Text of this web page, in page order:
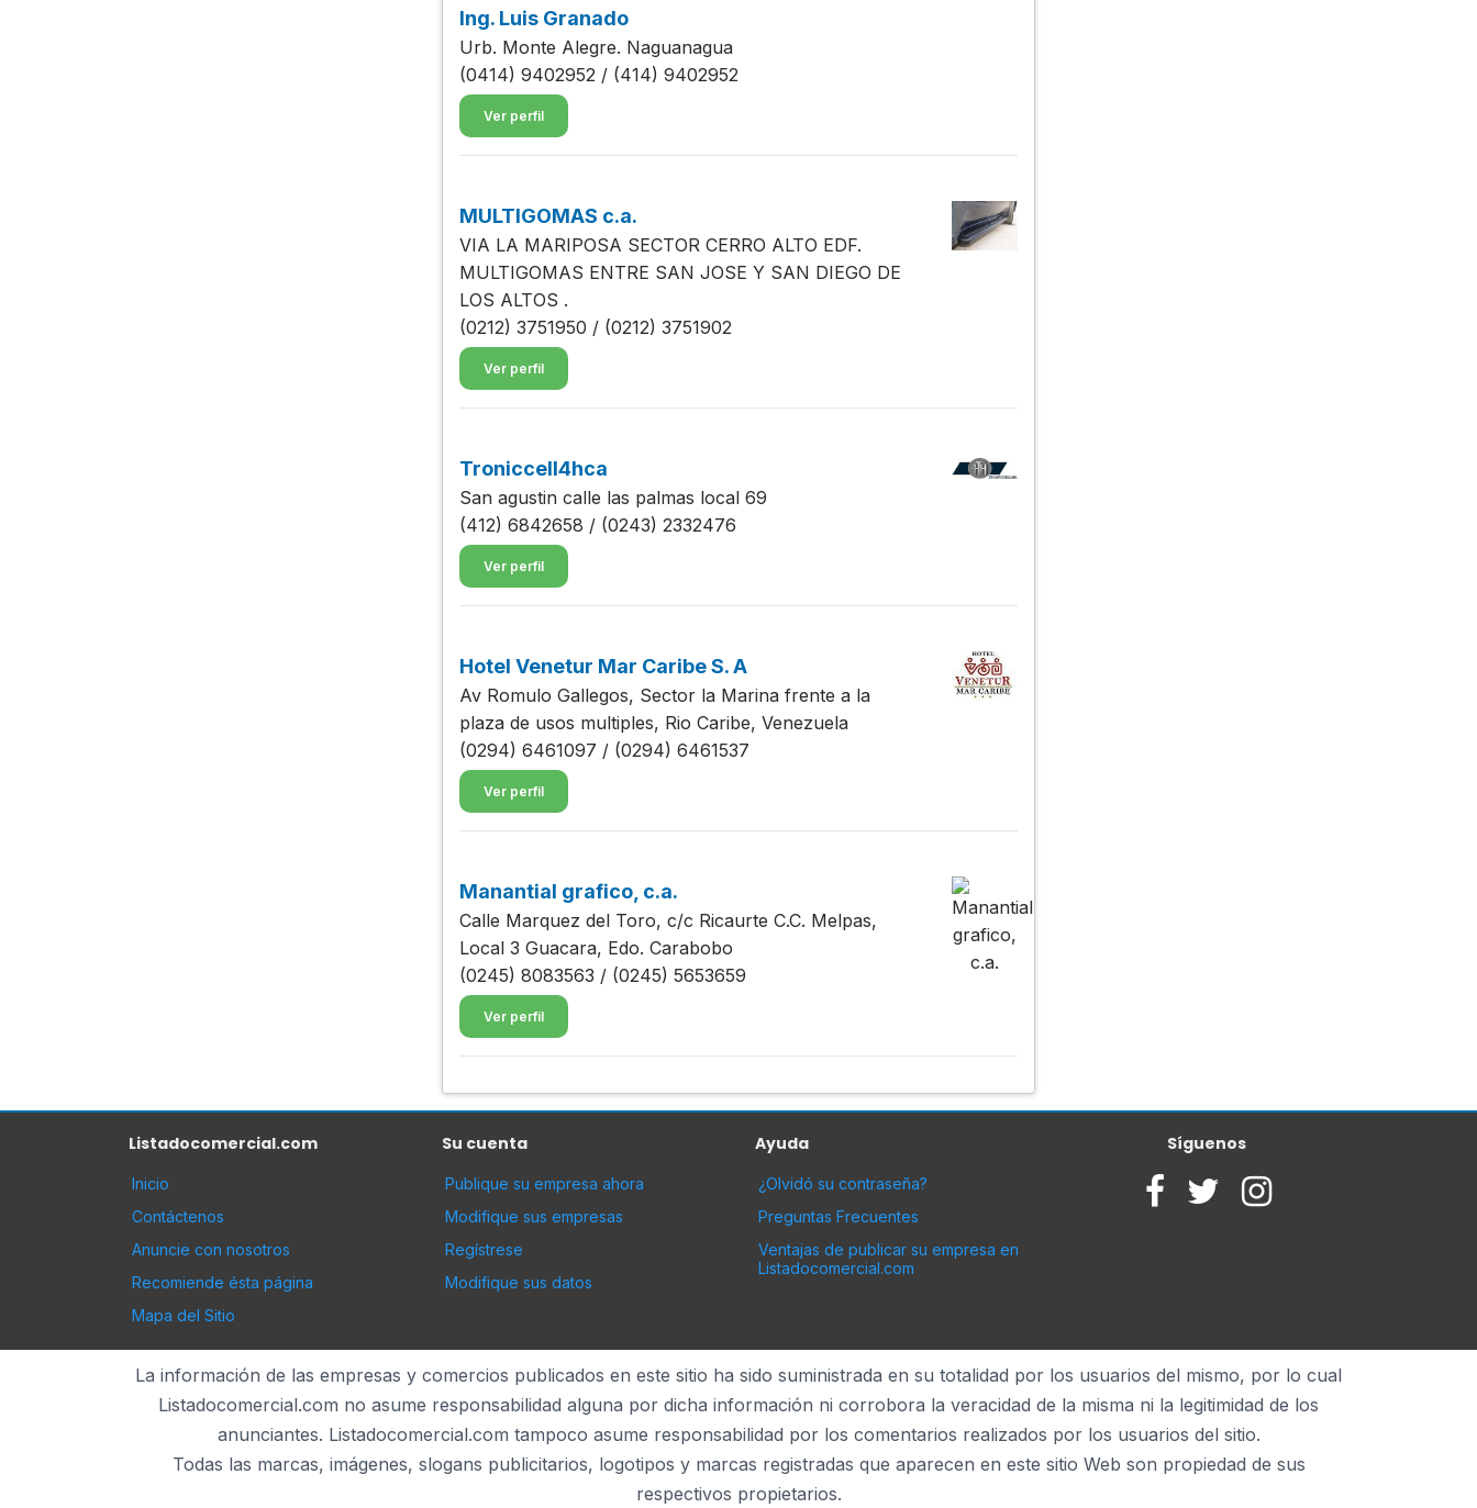
Ing. Luis Granado
Urb. Monte Alegre. Naguanagua
(0414) 9402952 / (414) 9402952
Ver perfil
MULTIGOMAS c.a.
VIA LA MARIPOSA SECTOR CERRO ALTO EDF.
MULTIGOMAS ENTRE SAN JOSE Y SAN DIEGO DE
LOS ALTOS .
(0212) 3751950 / (0212) 3751902
Ver perfil
Troniccell4hca
San agustin calle las palmas local 69
(412) 6842658 / (0243) 2332476
Ver perfil
Hotel Venetur Mar Caribe S. A
Av Romulo Gallegos, Sector la Marina frente a la
plaza de usos multiples, Rio Caribe, Venezuela
(0294) 6461097 / (0294) 6461537
Ver perfil
Manantial grafico, c.a.
Calle Marquez del Toro, c/c Ricaurte C.C. Melpas,
Local 3 Guacara, Edo. Carabobo
(0245) 8083563 / (0245) 5653659
Ver perfil
Listadocomercial.com
Inicio
Contáctenos
Anuncie con nosotros
Recomiende ésta página
Mapa del Sitio
Su cuenta
Publique su empresa ahora
Modifique sus empresas
Regístrese
Modifique sus datos
Ayuda
¿Olvidó su contraseña?
Preguntas Frecuentes
Ventajas de publicar su empresa en
Listadocomercial.com
Síguenos
La información de las empresas y comercios publicados en este sitio ha sido suministrada en su totalidad por los usuarios del mismo, por lo cual
Listadocomercial.com no asume responsabilidad alguna por dicha información ni corrobora la veracidad de la misma ni la legitimidad de los
anunciantes. Listadocomercial.com tampoco asume responsabilidad por los comentarios realizados por los usuarios del sitio.
Todas las marcas, imágenes, slogans publicitarios, logotipos y marcas registradas que aparecen en este sitio Web son propiedad de sus
respectivos propietarios.